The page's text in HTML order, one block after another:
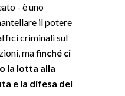
- è uno
il potere
criminali sul
mafinché ci
la lotta alla
e la difesa del